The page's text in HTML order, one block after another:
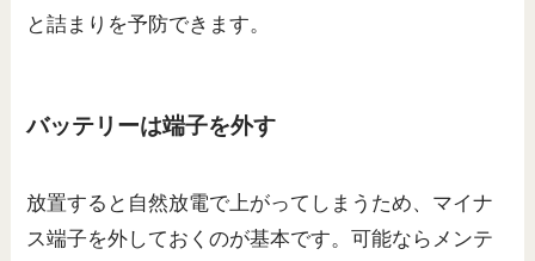
と詰まりを予防できます。
バッテリーは端子を外す
放置すると自然放電で上がってしまうため、マイナ
ス端子を外しておくのが基本です。可能ならメンテ